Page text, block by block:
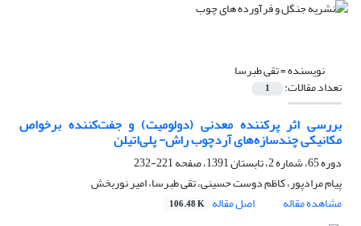
نویسنده =تقی طبرسا
تعداد مقالات: 1
بررسی اثر پرکننده معدنی (دولومیت) و جفت‌کننده برخواص
مکانیکی چندسازه‌های آردچوب راش- پلی‌اتیلن
دوره 65، شماره 2، تابستان 1391، صفحه
221-232
پیام مرادپور، کاظم دوست حسینی، تقی طبرسا، امیر نوربخش
مشاهده مقاله
اصل مقاله 106.48 K